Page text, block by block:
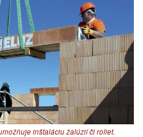
inštaláciu žalúzií či roliet.